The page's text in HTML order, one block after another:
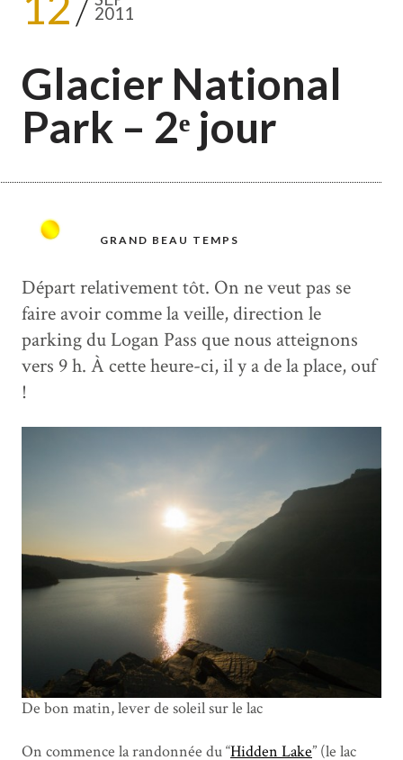
2011
Glacier National
Park – 2ᵉ jour
GRAND BEAU TEMPS
Départ relativement tôt. On ne veut pas se
faire avoir comme la veille, direction le
parking du Logan Pass que nous atteignons
vers 9 h. À cette heure-ci, il y a de la place, ouf
!
De bon matin, lever de soleil sur le lac
On commence la randonnée du “Hidden Lake” (le lac